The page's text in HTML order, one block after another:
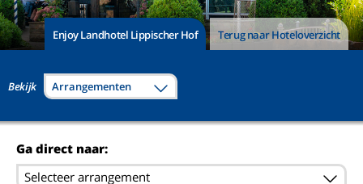
Enjoy Landhotel Lippischer Hof Terug naar Hoteloverzicht
Bekijk Arrangementen
Ga direct naar:
Selecteer arrangement